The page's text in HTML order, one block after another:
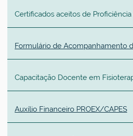
Certificados aceitos de
Formulário de Acompanhamento
Capacitação Docente em
Auxílio Financeiro PROEX/CAPES